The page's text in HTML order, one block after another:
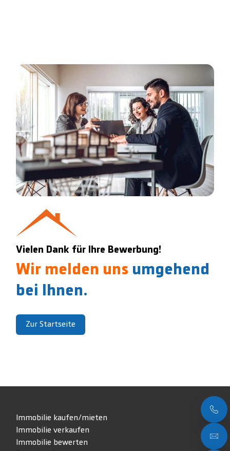
Vielen Dank für Ihre Bewerbung!
Wir melden uns umgehend
bei Ihnen.
Zur Startseite
Immobilie kaufen/mieten
Immobilie verkaufen
Immobilie bewerten